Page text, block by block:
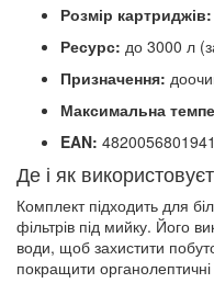
Розмір картриджів:
Ресурс: до 3000 л
Призначення:
Максимальна
EAN: 4820056801941
Де і як
Комплект підходить для
фільтрів під мийку. Його
води, щоб захистити
покращити органолептичні